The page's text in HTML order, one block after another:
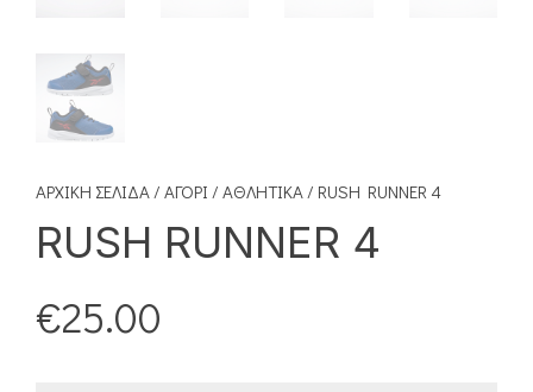
ΑΡΧΙΚΉ ΣΕΛΊΔΑ / ΑΓΌΡΙ / ΑΘΛΗΤΙΚΆ / RUSH RUNNER 4
RUSH RUNNER 4
€25.00